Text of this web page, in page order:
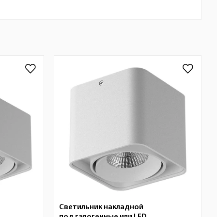
Светильник накладной